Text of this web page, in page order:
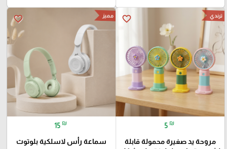
favorite_border ترندي
5 ₪
مروحة يد صغيرة محمولة قابلة
favorite_border مميز
15 ₪
سماعة رأس لاسلكية بلوتوث